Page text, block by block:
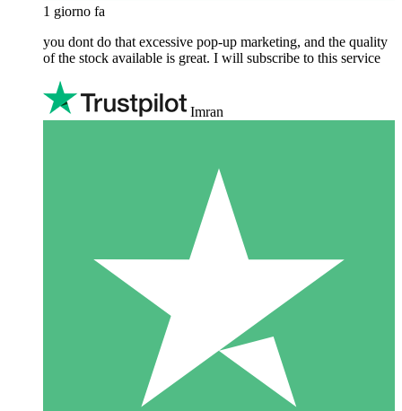
1 giorno fa
you dont do that excessive pop-up marketing, and the quality
of the stock available is great. I will subscribe to this service
Imran